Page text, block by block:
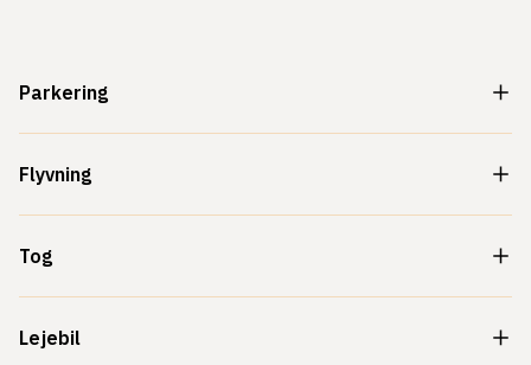
Parkering
Flyvning
Tog
Lejebil